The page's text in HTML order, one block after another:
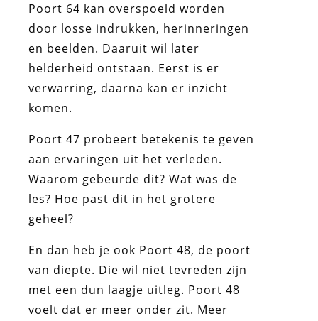
Poort 64 kan overspoeld worden
door losse indrukken, herinneringen
en beelden. Daaruit wil later
helderheid ontstaan. Eerst is er
verwarring, daarna kan er inzicht
komen.
Poort 47 probeert betekenis te geven
aan ervaringen uit het verleden.
Waarom gebeurde dit? Wat was de
les? Hoe past dit in het grotere
geheel?
En dan heb je ook Poort 48, de poort
van diepte. Die wil niet tevreden zijn
met een dun laagje uitleg. Poort 48
voelt dat er meer onder zit. Meer